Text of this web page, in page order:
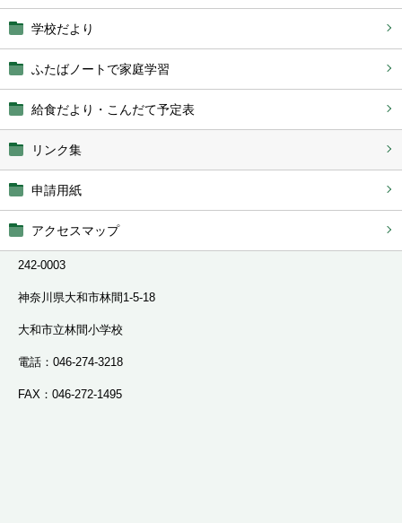
学校だより
ふたばノートで家庭学習
給食だより・こんだて予定表
リンク集
申請用紙
アクセスマップ
242-0003
神奈川県大和市林間1-5-18
大和市立林間小学校
電話：046-274-3218
FAX：046-272-1495